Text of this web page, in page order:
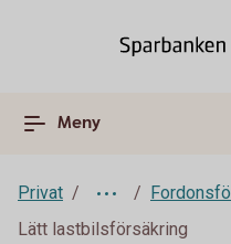
Meny
Privat
Lätt lastbilsförsäkring